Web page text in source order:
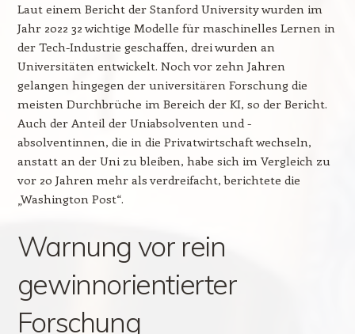
Laut einem Bericht der Stanford University wurden im
Jahr 2022 32 wichtige Modelle für maschinelles Lernen in
der Tech-Industrie geschaffen, drei wurden an
Universitäten entwickelt. Noch vor zehn Jahren
gelangen hingegen der universitären Forschung die
meisten Durchbrüche im Bereich der KI, so der Bericht.
Auch der Anteil der Uniabsolventen und -
absolventinnen, die in die Privatwirtschaft wechseln,
anstatt an der Uni zu bleiben, habe sich im Vergleich zu
vor 20 Jahren mehr als verdreifacht, berichtete die
„Washington Post“.
Warnung vor rein
gewinnorientierter
Forschung